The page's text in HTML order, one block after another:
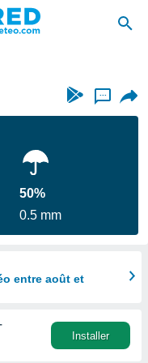
...
50%
0.5 mm
entre août et
Installer